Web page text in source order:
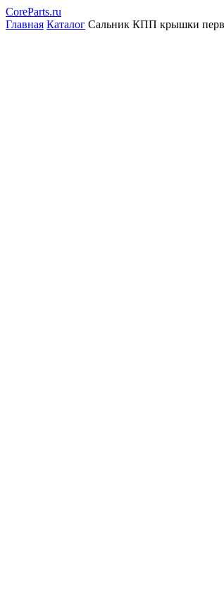
CoreParts.ru
Главная Каталог Сальник КПП крышки